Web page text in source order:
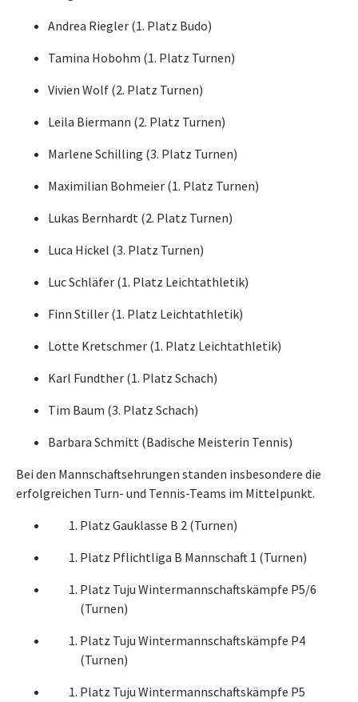
Andrea Riegler (1. Platz Budo)
Tamina Hobohm (1. Platz Turnen)
Vivien Wolf (2. Platz Turnen)
Leila Biermann (2. Platz Turnen)
Marlene Schilling (3. Platz Turnen)
Maximilian Bohmeier (1. Platz Turnen)
Lukas Bernhardt (2. Platz Turnen)
Luca Hickel (3. Platz Turnen)
Luc Schläfer (1. Platz Leichtathletik)
Finn Stiller (1. Platz Leichtathletik)
Lotte Kretschmer (1. Platz Leichtathletik)
Karl Fundther (1. Platz Schach)
Tim Baum (3. Platz Schach)
Barbara Schmitt (Badische Meisterin Tennis)
Bei den Mannschaftsehrungen standen insbesondere die
erfolgreichen Turn- und Tennis-Teams im Mittelpunkt.
Platz Gauklasse B 2 (Turnen)
Platz Pflichtliga B Mannschaft 1 (Turnen)
Platz Tuju Wintermannschaftskämpfe P5/6
(Turnen)
Platz Tuju Wintermannschaftskämpfe P4
(Turnen)
Platz Tuju Wintermannschaftskämpfe P5